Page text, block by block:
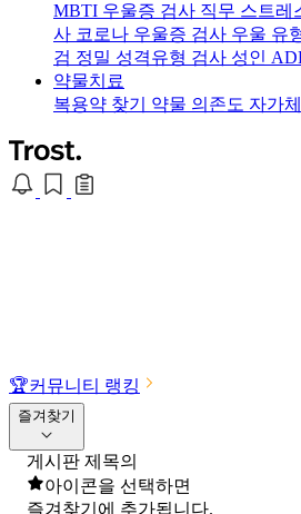
MBTI 우울증 검사 직무 스트레
사 코로나 우울증 검사 우울 유
검 정밀 성격유형 검사 성인
약물치료
복용약 찾기 약물 의존도 자가
🏆커뮤니티 랭킹
즐겨찾기
게시판 제목의
아이콘을 선택하면
즐겨찾기에 추가됩니다.